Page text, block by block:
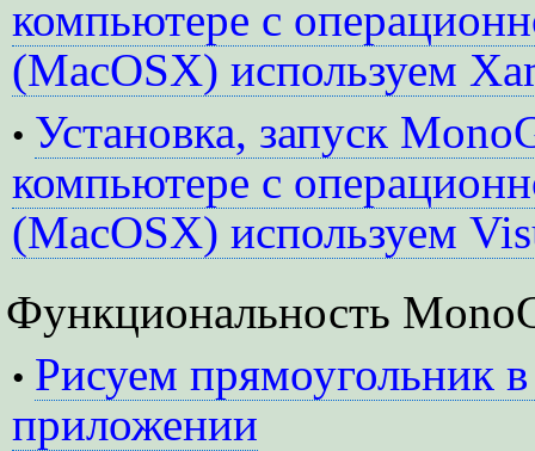
компьютере c
(MacOSX) используем
• Установка, запуск
компьютере c
(MacOSX) используем
Функциональность
• Рисуем прямоугольник
приложении